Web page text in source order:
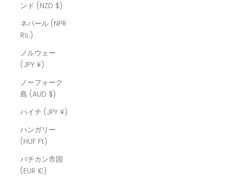
ンド (NZD $)
ネパール (NPR
Rs.)
ノルウェー
(JPY ¥)
ノーフォーク
島 (AUD $)
ハイチ (JPY ¥)
ハンガリー
(HUF Ft)
バチカン市国
(EUR €)